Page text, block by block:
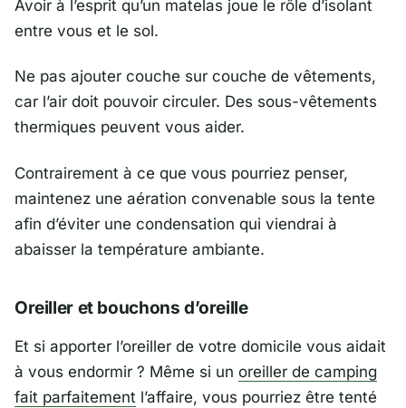
Avoir à l’esprit qu’un matelas joue le rôle d’isolant
entre vous et le sol.
Ne pas ajouter couche sur couche de vêtements,
car l’air doit pouvoir circuler. Des sous-vêtements
thermiques peuvent vous aider.
Contrairement à ce que vous pourriez penser,
maintenez une aération convenable sous la tente
afin d’éviter une condensation qui viendrai à
abaisser la température ambiante.
Oreiller et bouchons d’oreille
Et si apporter l’oreiller de votre domicile vous aidait
à vous endormir ? Même si un oreiller de camping
fait parfaitement l’affaire, vous pourriez être tenté